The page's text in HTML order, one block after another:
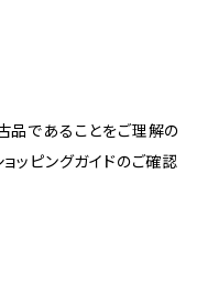
品であることをご理解の
ッピングガイドのご確認